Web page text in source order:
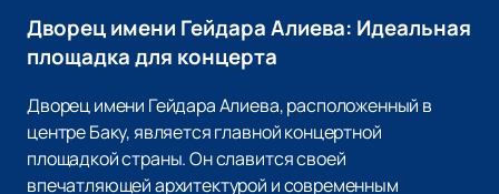
Дворец имени Гейдара Алиева: Идеальная
площадка для концерта
Дворец имени Гейдара Алиева, расположенный в
центре Баку, является главной концертной
площадкой страны. Он славится своей
впечатляющей архитектурой и современным